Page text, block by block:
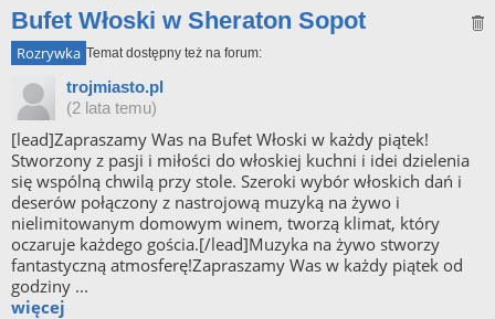
Bufet Włoski w Sheraton Sopot
Rozrywka Temat dostępny też na forum:
trojmiasto.pl
(2 lata temu)
[lead]Zapraszamy Was na Bufet Włoski w każdy piątek!
Stworzony z pasji i miłości do włoskiej kuchni i idei dzielenia
się wspólną chwilą przy stole. Szeroki wybór włoskich dań i
deserów połączony z nastrojową muzyką na żywo i
nielimitowanym domowym winem, tworzą klimat, który
oczaruje każdego gościa.[/lead]Muzyka na żywo stworzy
fantastyczną atmosferę!Zapraszamy Was w każdy piątek od
godziny ...
więcej